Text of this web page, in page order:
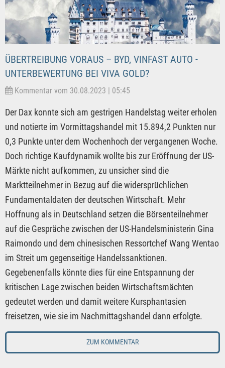
ÜBERTREIBUNG VORAUS – BYD, VINFAST AUTO -
UNTERBEWERTUNG BEI VIVA GOLD?
Kommentar vom 30.08.2023 | 05:45
Der Dax konnte sich am gestrigen Handelstag weiter erholen
und notierte im Vormittagshandel mit 15.894,2 Punkten nur
0,3 Punkte unter dem Wochenhoch der vergangenen Woche.
Doch richtige Kaufdynamik wollte bis zur Eröffnung der US-
Märkte nicht aufkommen, zu unsicher sind die
Marktteilnehmer in Bezug auf die widersprüchlichen
Fundamentaldaten der deutschen Wirtschaft. Mehr
Hoffnung als in Deutschland setzen die Börsenteilnehmer
auf die Gespräche zwischen der US-Handelsministerin Gina
Raimondo und dem chinesischen Ressortchef Wang Wentao
im Streit um gegenseitige Handelssanktionen.
Gegebenenfalls könnte dies für eine Entspannung der
kritischen Lage zwischen beiden Wirtschaftsmächten
gedeutet werden und damit weitere Kursphantasien
freisetzen, wie sie im Nachmittagshandel dann erfolgte.
ZUM KOMMENTAR